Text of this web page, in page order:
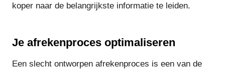
koper naar de belangrijkste informatie te leiden.
Je afrekenproces optimaliseren
Een slecht ontworpen afrekenproces is een van de